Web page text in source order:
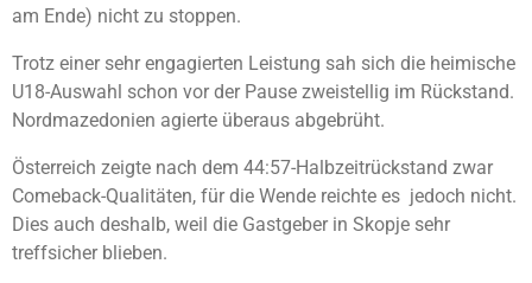
am Ende) nicht zu stoppen.
Trotz einer sehr engagierten Leistung sah sich die heimische
U18-Auswahl schon vor der Pause zweistellig im Rückstand.
Nordmazedonien agierte überaus abgebrüht.
Österreich zeigte nach dem 44:57-Halbzeitrückstand zwar
Comeback-Qualitäten, für die Wende reichte es jedoch nicht.
Dies auch deshalb, weil die Gastgeber in Skopje sehr
treffsicher blieben.